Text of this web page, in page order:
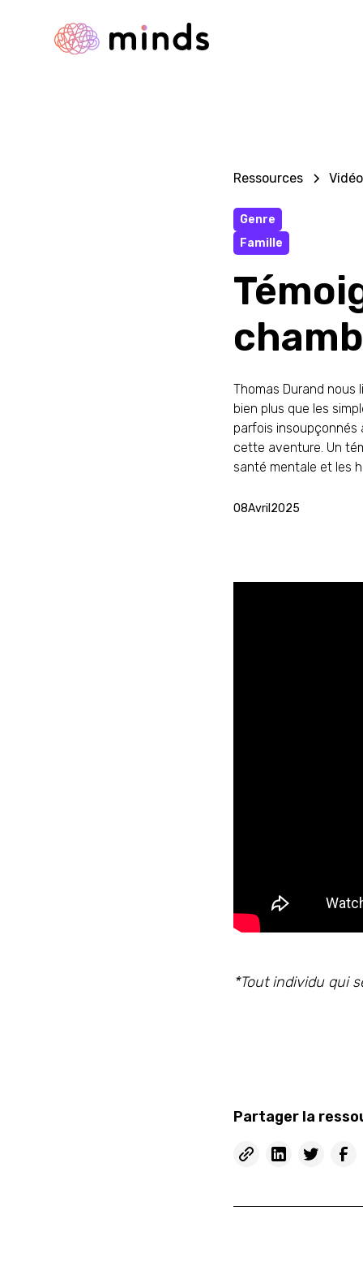
Ressources Vidéo
Genre
Famille
Thomas Durand nous
bien plus que les
parfois insoupçonnés
cette aventure. Un
santé mentale et les
08Avril 2025
*Tout individu qui
Partager la